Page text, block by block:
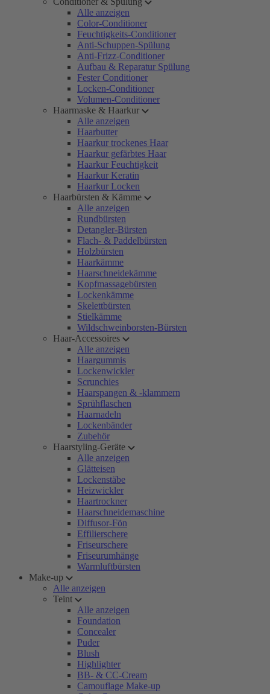
Alle anzeigen
Color-Conditioner
Feuchtigkeits-Conditioner
Anti-Schuppen-Spülung
Anti-Frizz-Conditioner
Aufbau & Reparatur Spülung
Fester Conditioner
Locken-Conditioner
Volumen-Conditioner
Haarmaske & Haarkur
Alle anzeigen
Haarbutter
Haarkur trockenes Haar
Haarkur gefärbtes Haar
Haarkur Feuchtigkeit
Haarkur Keratin
Haarkur Locken
Haarbürsten & Kämme
Alle anzeigen
Rundbürsten
Detangler-Bürsten
Flach- & Paddelbürsten
Holzbürsten
Haarkämme
Haarschneidekämme
Kopfmassagebürsten
Lockenkämme
Skelettbürsten
Stielkämme
Wildschweinborsten-Bürsten
Haar-Accessoires
Alle anzeigen
Haargummis
Lockenwickler
Scrunchies
Haarspangen & -klammern
Sprühflaschen
Haarnadeln
Lockenbänder
Zubehör
Haarstyling-Geräte
Alle anzeigen
Glätteisen
Lockenstäbe
Heizwickler
Haartrockner
Haarschneidemaschine
Diffusor-Fön
Effilierschere
Friseurschere
Friseurumhänge
Warmluftbürsten
Make-up
Alle anzeigen
Teint
Alle anzeigen
Foundation
Concealer
Puder
Blush
Highlighter
BB- & CC-Cream
Camouflage Make-up